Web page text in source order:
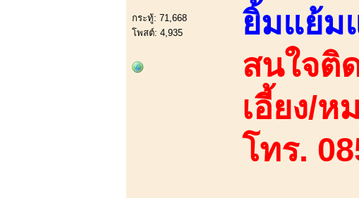
กระทู้: 71,668
โพสต์: 4,935
ยิ้มแย้ม
สนใจติ
เอี้ยง/ห
โทร.